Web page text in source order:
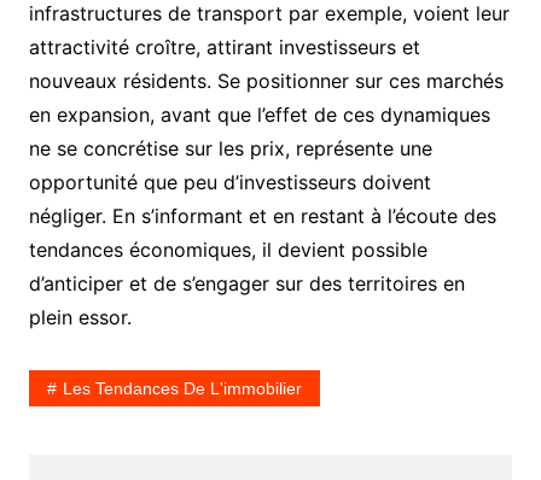
infrastructures de transport par exemple, voient leur
attractivité croître, attirant investisseurs et
nouveaux résidents. Se positionner sur ces marchés
en expansion, avant que l’effet de ces dynamiques
ne se concrétise sur les prix, représente une
opportunité que peu d’investisseurs doivent
négliger. En s’informant et en restant à l’écoute des
tendances économiques, il devient possible
d’anticiper et de s’engager sur des territoires en
plein essor.
Les Tendances De L'immobilier